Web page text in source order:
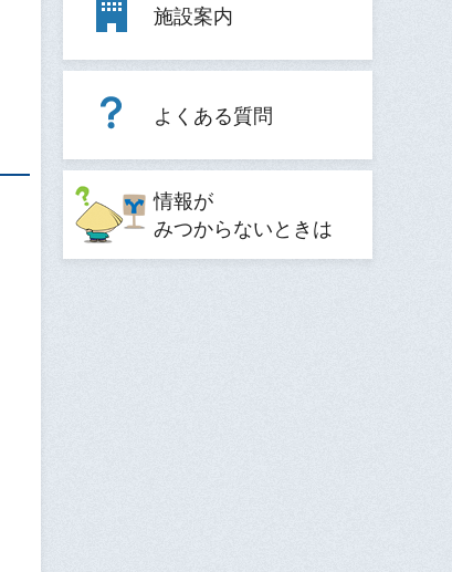
施設案内
よくある質問
情報が
みつからないときは